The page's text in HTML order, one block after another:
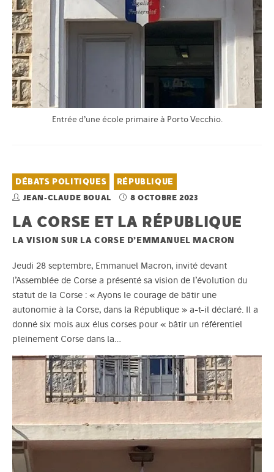
Entrée d’une école primaire à Porto Vecchio.
DÉBATS POLITIQUES RÉPUBLIQUE
JEAN-CLAUDE BOUAL 8 OCTOBRE 2023
LA CORSE ET LA RÉPUBLIQUE
LA VISION SUR LA CORSE D’EMMANUEL MACRON
Jeudi 28 septembre, Emmanuel Macron, invité devant
l’Assemblée de Corse a présenté sa vision de l’évolution du
statut de la Corse : « Ayons le courage de bâtir une
autonomie à la Corse, dans la République » a-t-il déclaré. Il a
donné six mois aux élus corses pour « bâtir un référentiel
pleinement Corse dans la…